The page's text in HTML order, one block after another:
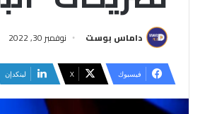
داماس بوست نوفمبر 30, 2022
فيسبوك ‫X لينكدإن